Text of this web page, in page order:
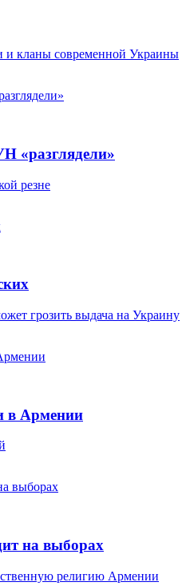
и кланы современной Украины
«разглядели»
резне
грозить выдача на Украину
в Армении
на выборах
религию Армении